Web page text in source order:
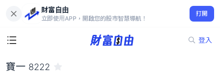
財富自由
立即使用APP，開啟您的股市智慧導航！
打開
登入
38.00
0.53%
寶一 8222